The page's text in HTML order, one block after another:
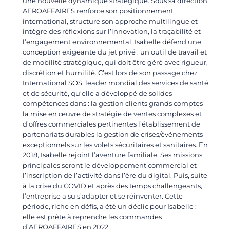
AEROAFFAIRES renforce son positionnement
international, structure son approche multilingue et
intègre des réflexions sur l’innovation, la traçabilité et
l’engagement environnemental. Isabelle défend une
conception exigeante du jet privé : un outil de travail et
de mobilité stratégique, qui doit être géré avec rigueur,
discrétion et humilité. C’est lors de son passage chez
International SOS, leader mondial des services de santé
et de sécurité, qu’elle a développé de solides
compétences dans : la gestion clients grands comptes
la mise en œuvre de stratégie de ventes complexes et
d’offres commerciales pertinentes l’établissement de
partenariats durables la gestion de crises/événements
exceptionnels sur les volets sécuritaires et sanitaires. En
2018, Isabelle rejoint l’aventure familiale. Ses missions
principales seront le développement commercial et
l’inscription de l’activité dans l’ère du digital. Puis, suite
à la crise du COVID et après des temps challengeants,
l’entreprise a su s’adapter et se réinventer. Cette
période, riche en défis, a été un déclic pour Isabelle :
elle est prête à reprendre les commandes
d’AEROAFFAIRES en 2022.